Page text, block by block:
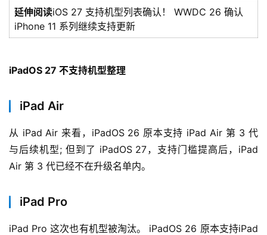
延伸阅读iOS 27 支持机型列表确认！ WWDC 26 确认
iPhone 11 系列继续支持更新
iPadOS 27 不支持机型整理
iPad Air
从 iPad Air 来看，iPadOS 26 原本支持 iPad Air 第 3 代
与后续机型; 但到了 iPadOS 27，支持门槛提高后，iPad
Air 第 3 代已经不在升级名单内。
iPad Pro
iPad Pro 这次也有机型被淘汰。 iPadOS 26 原本支持iPad